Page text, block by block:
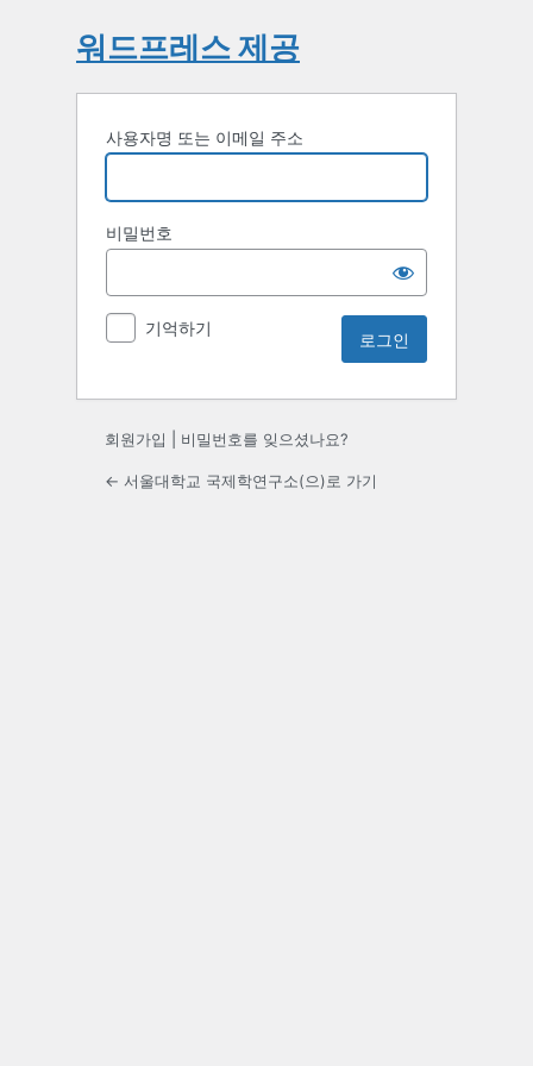
워드프레스 제공
사용자명 또는 이메일 주소
비밀번호
기억하기
회원가입 비밀번호를 잊으셨나요?
← 서울대학교 국제학연구소(으)로 가기